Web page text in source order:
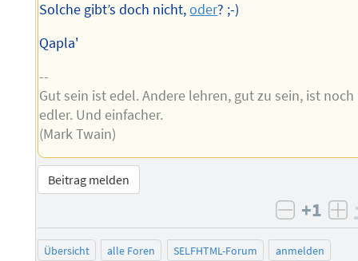
Solche gibt’s doch nicht,oder? ;-)
Qapla'
--
Gut sein ist edel. Andere lehren, gut zu sein, ist noch
edler. Und einfacher.
(Mark Twain)
Beitrag melden
negativ
+1
Übersicht alle Foren SELFHTML-Forum
anmelden